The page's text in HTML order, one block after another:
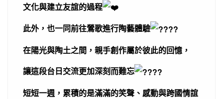
文化與建立友誼的過程
此外，也一同前往鶯歌進行陶藝體驗
在陽光與陶土之間，親手創作屬於彼此的回憶，
讓這段台日交流更加深刻而難忘
短短一週，累積的是滿滿的笑聲、感動與跨國情誼